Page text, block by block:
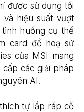
được sử dụng tối
và hiệu suất vượt
huống cụ thể
card đồ hoạ sử
của MSI mang
các giải pháp
AI.
tự lắp ráp cỗ